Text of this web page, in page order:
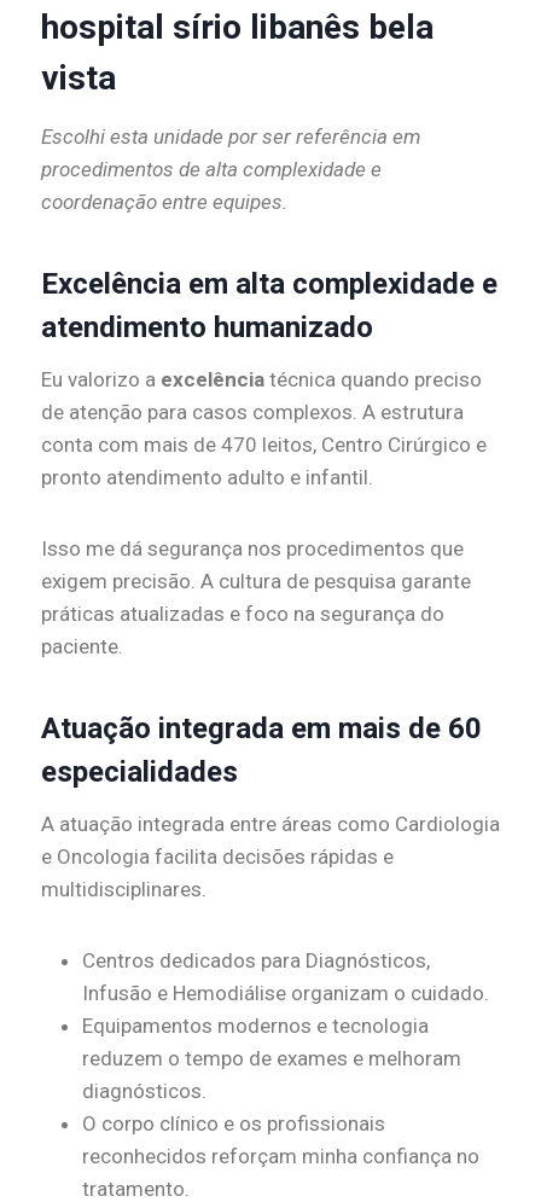
hospital sírio libanês bela
vista
Escolhi esta unidade por ser referência em
procedimentos de alta complexidade e
coordenação entre equipes.
Excelência em alta complexidade e
atendimento humanizado
Eu valorizo a excelência técnica quando preciso
de atenção para casos complexos. A estrutura
conta com mais de 470 leitos, Centro Cirúrgico e
pronto atendimento adulto e infantil.
Isso me dá segurança nos procedimentos que
exigem precisão. A cultura de pesquisa garante
práticas atualizadas e foco na segurança do
paciente.
Atuação integrada em mais de 60
especialidades
A atuação integrada entre áreas como Cardiologia
e Oncologia facilita decisões rápidas e
multidisciplinares.
Centros dedicados para Diagnósticos,
Infusão e Hemodiálise organizam o cuidado.
Equipamentos modernos e tecnologia
reduzem o tempo de exames e melhoram
diagnósticos.
O corpo clínico e os profissionais
reconhecidos reforçam minha confiança no
tratamento.